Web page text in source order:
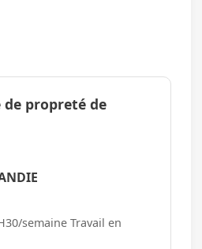
propreté de
semaine Travail en